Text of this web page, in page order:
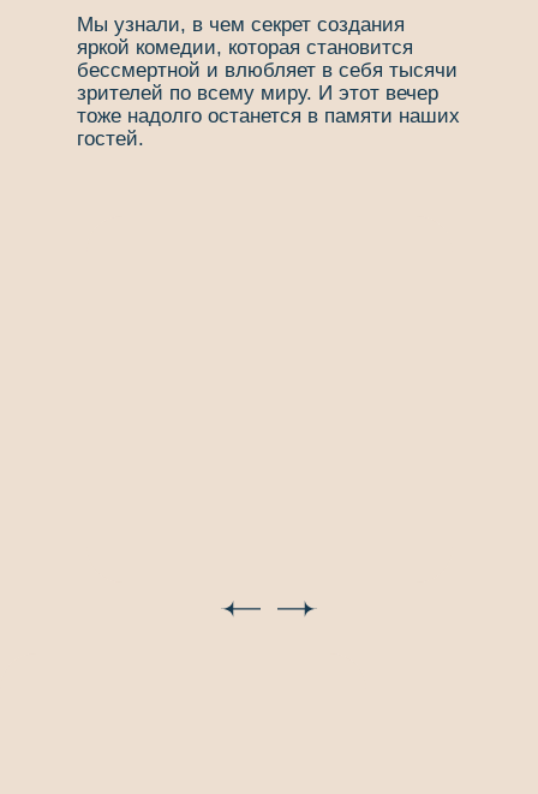
Мы узнали, в чем секрет создания
яркой комедии, которая становится
бессмертной и влюбляет в себя тысячи
зрителей по всему миру. И этот вечер
тоже надолго останется в памяти наших
гостей.